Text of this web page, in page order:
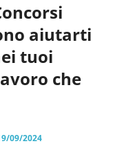
aiutarti
tuoi
che
09/2024